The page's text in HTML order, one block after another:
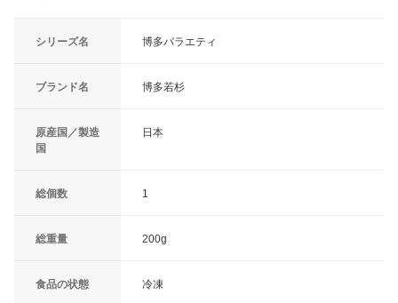
シリーズ名 博多バラエティ
ブランド名 博多若杉
原産国／製造
国
日本
総個数 1
総重量 200g
食品の状態 冷凍